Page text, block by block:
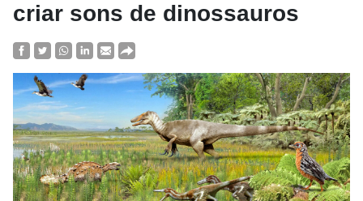
criar sons de dinossauros